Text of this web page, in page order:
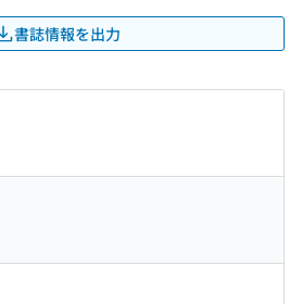
書誌情報を出力